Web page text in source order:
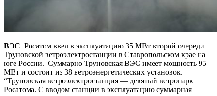
ВЭС. Росатом ввел в эксплуатацию 35 МВт второй очереди
Труновской ветроэлектростанции в Ставропольском крае на
юге России. Суммарно Труновская ВЭС имеет мощность 95
МВт и состоит из 38 ветроэнергетических установок.
“Труновская ветроэлектростанция — девятый ветропарк
Росатома. С вводом станции в эксплуатацию суммарная